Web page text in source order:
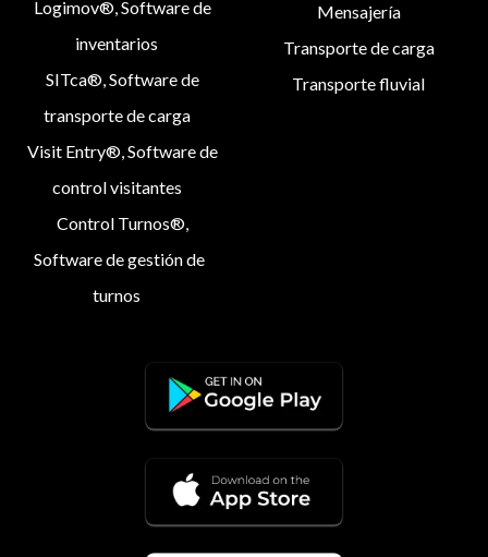
Mensajería
Transporte de carga
Transporte fluvial
Logimov®, Software de
inventarios
SITca®, Software de
transporte de carga
Visit Entry®, Software de
control visitantes
Control Turnos®,
Software de gestión de
turnos